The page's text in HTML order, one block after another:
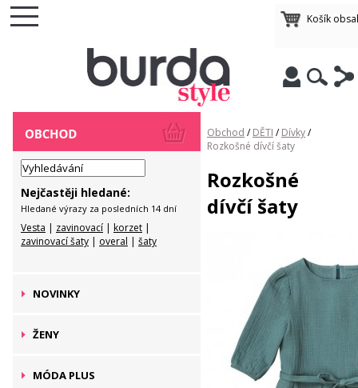
Košík
Nejčastěji hledané:
Hledané výrazy za posledních 14 dní
Vesta | zavinovací | korzet |
zavinovací šaty | overal | šaty
NOVINKY
ŽENY
MÓDA PLUS
Obchod / DĚTI / Dívky/
Rozkošné dívčí šaty
Rozkošné
dívčí šaty